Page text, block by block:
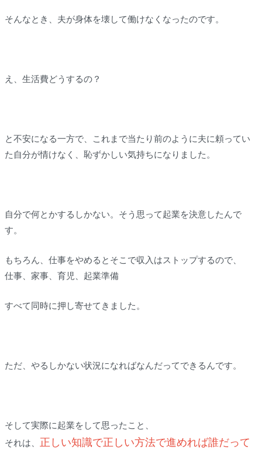
そんなとき、夫が身体を壊して働けなくなったのです。
え、生活費どうするの？
と不安になる一方で、これまで当たり前のように夫に頼ってい
た自分が情けなく、恥ずかしい気持ちになりました。
自分で何とかするしかない。そう思って起業を決意したんで
す。
もちろん、仕事をやめるとそこで収入はストップするので、
仕事、家事、育児、起業準備
すべて同時に押し寄せてきました。
ただ、やるしかない状況になればなんだってできるんです。
そして実際に起業をして思ったこと、
それは、 正しい知識で正しい方法で進めれば誰だって